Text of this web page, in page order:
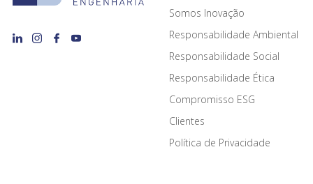
Somos Inovação
Responsabilidade Ambiental
Responsabilidade Social
Responsabilidade Ética
Compromisso ESG
Clientes
Política de Privacidade